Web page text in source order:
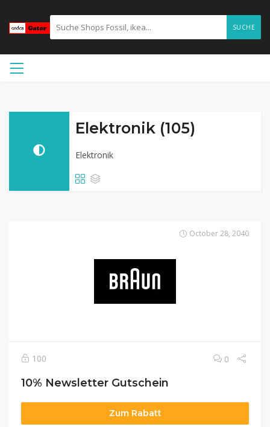
SUCHE
Elektronik (105)
Elektronik
October 28, 2040
100 0
10% Newsletter Gutschein
Zum Rabatt